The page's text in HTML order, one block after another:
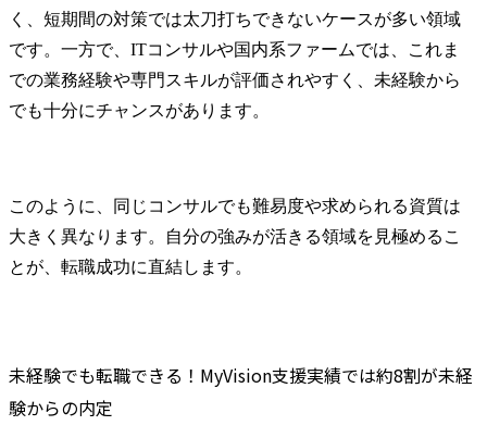
く、短期間の対策では太刀打ちできないケースが多い領域
です。一方で、ITコンサルや国内系ファームでは、これま
での業務経験や専門スキルが評価されやすく、未経験から
でも十分にチャンスがあります。
このように、同じコンサルでも難易度や求められる資質は
大きく異なります。自分の強みが活きる領域を見極めるこ
とが、転職成功に直結します。
未経験でも転職できる！MyVision支援実績では約8割が未経
験からの内定